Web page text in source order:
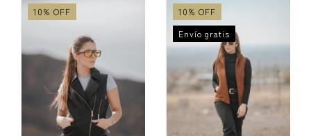
10% OFF 10% OFF
Envío gratis